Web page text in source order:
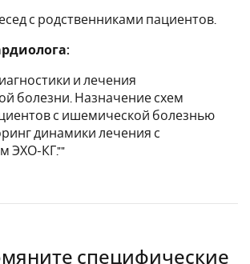
с родственниками пациентов.
и лечения
болезни. Назначение схем
с ишемической болезнью
динамики лечения с
ЭХО-КГ.""
специфические